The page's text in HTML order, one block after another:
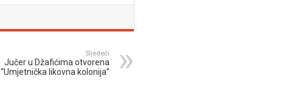
Sljedeći
Jučer u Džafićima otvorena
“Umjetnička likovna kolonija”